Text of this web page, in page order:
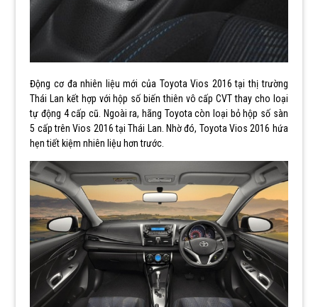
Động cơ đa nhiên liệu mới của Toyota Vios 2016 tại thị trường
Thái Lan kết hợp với hộp số biến thiên vô cấp CVT thay cho loại
tự động 4 cấp cũ. Ngoài ra, hãng Toyota còn loại bỏ hộp số sàn
5 cấp trên Vios 2016 tại Thái Lan. Nhờ đó, Toyota Vios 2016 hứa
hẹn tiết kiệm nhiên liệu hơn trước.